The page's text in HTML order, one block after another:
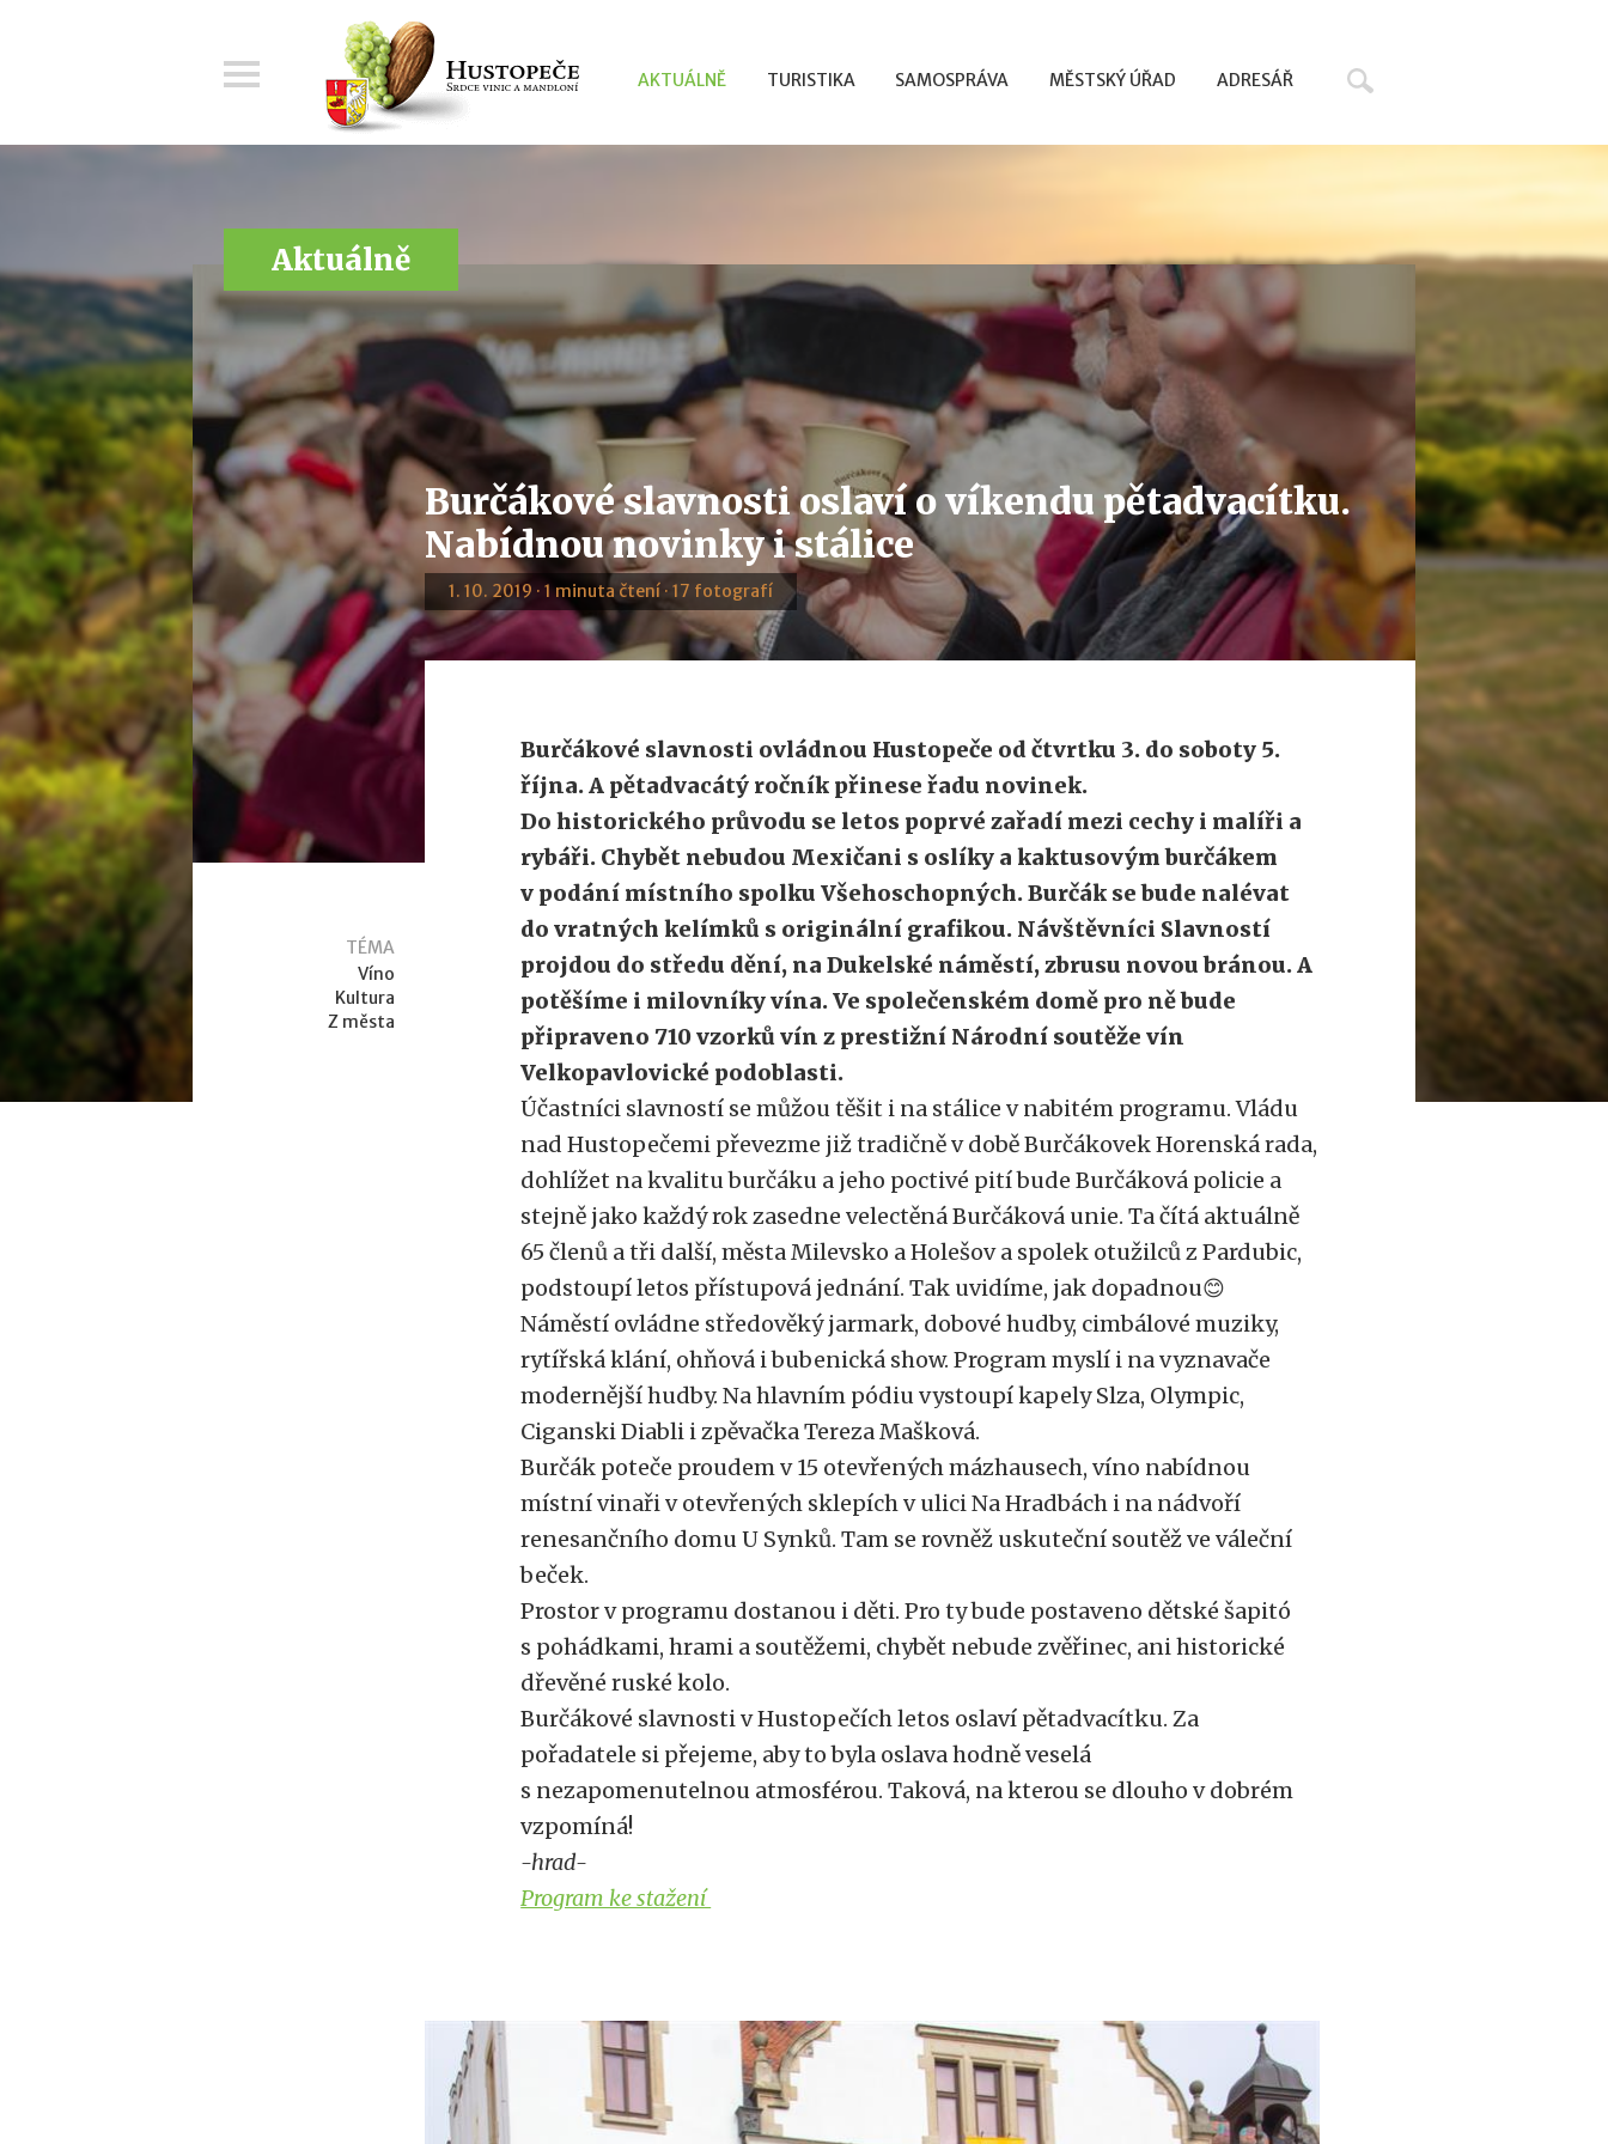
AKTUÁLNĚ TURISTIKA SAMOSPRÁVA MĚSTSKÝ ÚŘAD ADRESÁŘ
Aktuálně
Burčákové slavnosti oslaví o víkendu pětadvacítku.
Nabídnou novinky i stálice
1. 10. 2019 · 1 minuta čtení · 17 fotografí
TÉMA
Víno
Kultura
Z města
Burčákové slavnosti ovládnou Hustopeče od čtvrtku 3. do soboty 5.
října. A pětadvacátý ročník přinese řadu novinek.
Do historického průvodu se letos poprvé zařadí mezi cechy i malíři a
rybáři. Chybět nebudou Mexičani s oslíky a kaktusovým burčákem
v podání místního spolku Všehoschopných. Burčák se bude nalévat
do vratných kelímků s originální grafikou. Návštěvníci Slavností
projdou do středu dění, na Dukelské náměstí, zbrusu novou bránou. A
potěšíme i milovníky vína. Ve společenském domě pro ně bude
připraveno 710 vzorků vín z prestižní Národní soutěže vín
Velkopavlovické podoblasti.
Účastníci slavností se můžou těšit i na stálice v nabitém programu. Vládu
nad Hustopečemi převezme již tradičně v době Burčákovek Horenská rada,
dohlížet na kvalitu burčáku a jeho poctivé pití bude Burčáková policie a
stejně jako každý rok zasedne velectěná Burčáková unie. Ta čítá aktuálně
65 členů a tři další, města Milevsko a Holešov a spolek otužilců z Pardubic,
podstoupí letos přístupová jednání. Tak uvidíme, jak dopadnou😊
Náměstí ovládne středověký jarmark, dobové hudby, cimbálové muziky,
rytířská klání, ohňová i bubenická show. Program myslí i na vyznavače
modernější hudby. Na hlavním pódiu vystoupí kapely Slza, Olympic,
Ciganski Diabli i zpěvačka Tereza Mašková.
Burčák poteče proudem v 15 otevřených mázhausech, víno nabídnou
místní vinaři v otevřených sklepích v ulici Na Hradbách i na nádvoří
renesančního domu U Synků. Tam se rovněž uskuteční soutěž ve váleční
beček.
Prostor v programu dostanou i děti. Pro ty bude postaveno dětské šapitó
s pohádkami, hrami a soutěžemi, chybět nebude zvěřinec, ani historické
dřevěné ruské kolo.
Burčákové slavnosti v Hustopečích letos oslaví pětadvacítku. Za
pořadatele si přejeme, aby to byla oslava hodně veselá
s nezapomenutelnou atmosférou. Taková, na kterou se dlouho v dobrém
vzpomíná!
-hrad-
Program ke stažení